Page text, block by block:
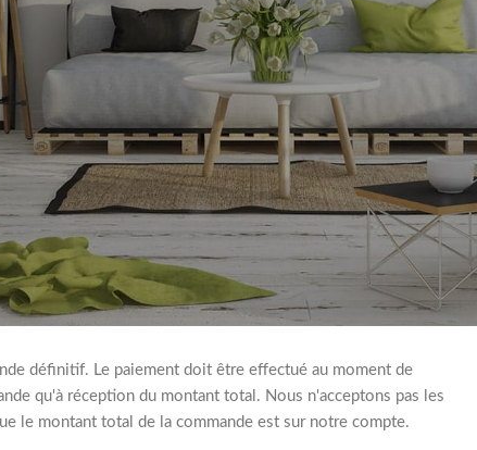
Les images et les photos ne sont donc pas contraignantes.
sous réserve, sous réserve d'épuisement des stocks et sous
et hors recupel, bebat ou autres taxes. Les prix standard
européenne.http://www.recupel.be
définitif. Le paiement doit être effectué au moment de
qu'à réception du montant total. Nous n'acceptons pas les
le montant total de la commande est sur notre compte.